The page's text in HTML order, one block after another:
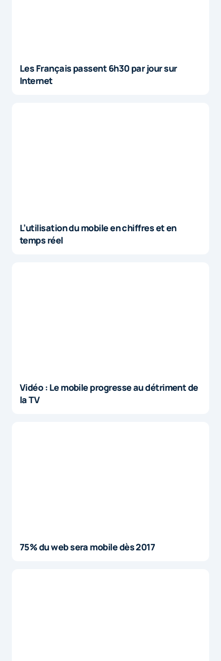
Les Français passent 6h30 par jour sur
Internet
L’utilisation du mobile en chiffres et en
temps réel
Vidéo : Le mobile progresse au détriment de
la TV
75% du web sera mobile dès 2017